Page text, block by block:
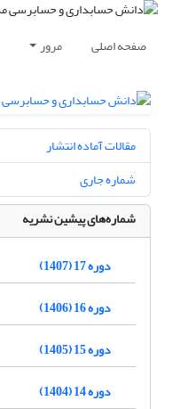
صفحه اصلی مرور
مقالات آماده انتشار
شماره جاری
شماره‌های پیشین نشریه
دوره 17 (1407)
دوره 16 (1406)
دوره 15 (1405)
دوره 14 (1404)